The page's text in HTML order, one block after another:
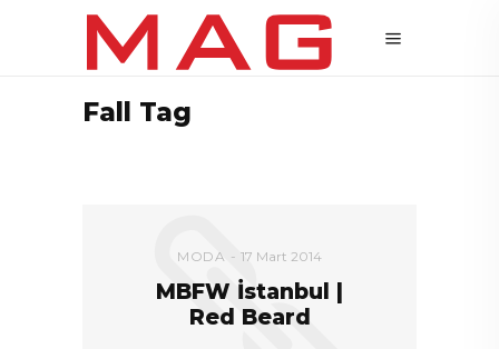
Fall Tag
MODA 17 Mart 2014
MBFW İstanbul |
Red Beard